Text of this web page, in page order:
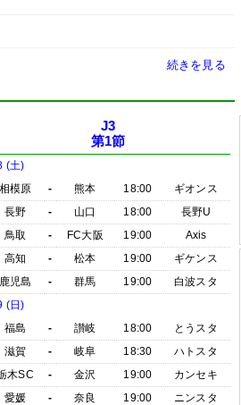
続きを見る
J3
第1節
(土)
相模原
- 熊本 18:00
ギオンス
長野
- 山口 18:00
長野U
鳥取
- FC大阪 19:00
Axis
高知
- 松本 19:00
ギケンス
鹿児島
- 群馬 19:00
白波スタ
(日)
福島
- 讃岐 18:00
とうスタ
滋賀
- 岐阜 18:30
ハトスタ
木SC
- 金沢 19:00
カンセキ
愛媛
- 奈良 19:00
ニンスタ